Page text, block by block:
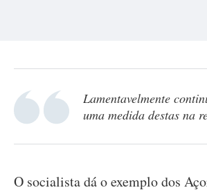
Lamentavelmente
uma medida destas na
O socialista dá o exemplo dos